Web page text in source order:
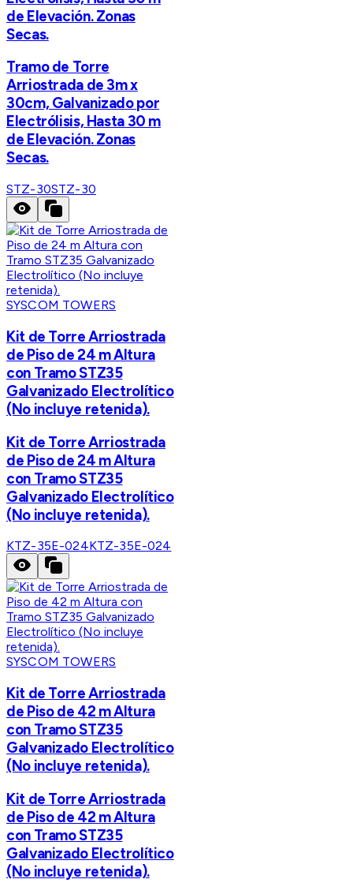
de Elevación. Zonas
Secas.
Tramo de Torre
Arriostrada de 3m x
30cm, Galvanizado por
Electrólisis, Hasta 30 m
de Elevación. Zonas
Secas.
STZ-30STZ-30
SYSCOM TOWERS
Kit de Torre Arriostrada
de Piso de 24 m Altura
con Tramo STZ35
Galvanizado Electrolítico
(No incluye retenida).
Kit de Torre Arriostrada
de Piso de 24 m Altura
con Tramo STZ35
Galvanizado Electrolítico
(No incluye retenida).
KTZ-35E-024KTZ-35E-024
SYSCOM TOWERS
Kit de Torre Arriostrada
de Piso de 42 m Altura
con Tramo STZ35
Galvanizado Electrolítico
(No incluye retenida).
Kit de Torre Arriostrada
de Piso de 42 m Altura
con Tramo STZ35
Galvanizado Electrolítico
(No incluye retenida).